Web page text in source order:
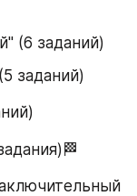
(6 заданий)
заданий)